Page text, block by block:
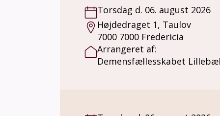
Torsdag d. 06. august 2026
Højdedraget 1, Taulov
7000 7000 Fredericia
Arrangeret af:
Demensfællesskabet